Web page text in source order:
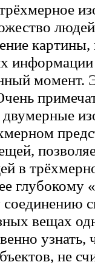
информации
момент.
в
глубокому
вещах
не